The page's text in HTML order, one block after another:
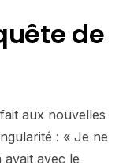
de
aux nouvelles
: « Je ne
avait avec le